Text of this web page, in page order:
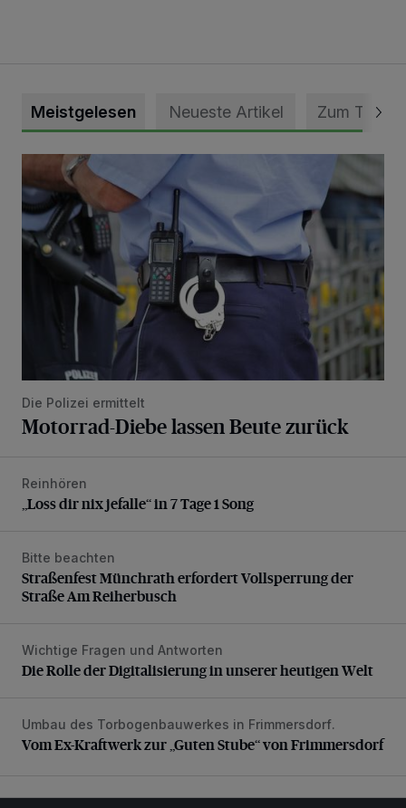
Meistgelesen Neueste Artikel Zum Thema
Motorrad-Diebe lassen Beute zurück
Die Polizei ermittelt
Motorrad-Diebe lassen Beute zurück
„Loss dir nix jefalle“ in 7 Tage 1 Song
Reinhören
„Loss dir nix jefalle“ in 7 Tage 1 Song
Straßenfest Münchrath erfordert Vollsperrung der Straße
Bitte beachten
Straßenfest Münchrath erfordert Vollsperrung der
Straße Am Reiherbusch
Die Rolle der Digitalisierung in unserer heutigen Welt
Wichtige Fragen und Antworten
Die Rolle der Digitalisierung in unserer heutigen Welt
Vom Ex-Kraftwerk zur „Guten Stube“ von Frimmersdorf
Umbau des Torbogenbauwerkes in Frimmersdorf.
Vom Ex-Kraftwerk zur „Guten Stube“ von Frimmersdorf